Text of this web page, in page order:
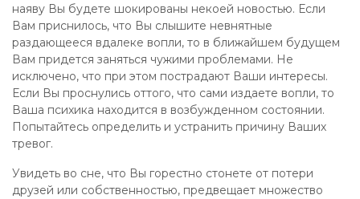
наяву Вы будете шокированы некоей новостью. Если
Вам приснилось, что Вы слышите невнятные
раздающееся вдалеке вопли, то в ближайшем будущем
Вам придется заняться чужими проблемами. Не
исключено, что при этом пострадают Ваши интересы.
Если Вы проснулись оттого, что сами издаете вопли, то
Ваша психика находится в возбужденном состоянии.
Попытайтесь определить и устранить причину Ваших
тревог.
Увидеть во сне, что Вы горестно стонете от потери
друзей или собственностью, предвещает множество